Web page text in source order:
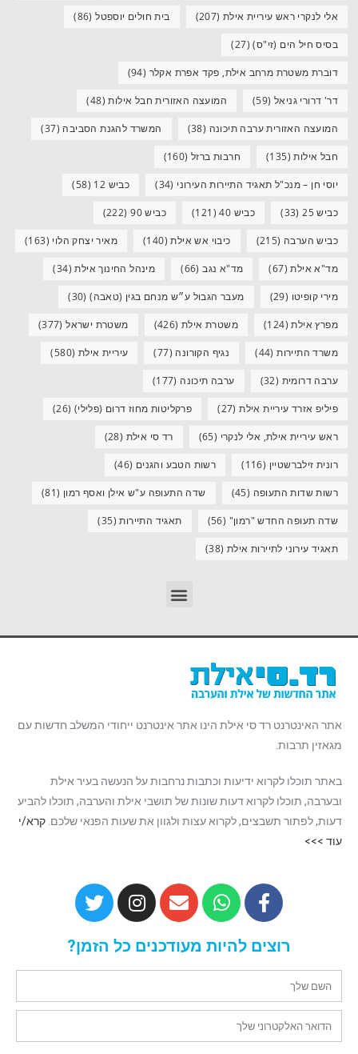
אלי לנקרי ראש עיריית אילת (207) בית חולים יוספטל(86)
בסיס חיל הים (זי"ס)(27)
דוברת משטרת מרחב אילת, פקד אפרת אקלר (94)
דר' דרורי גניאל (59) המועצה האזורית חבל אילות(48)
המועצה האזורית ערבה תיכונה (38) המשרד להגנת הסביבה (37)
חבל אילות(135) חרבות ברזל (160)
יוסי חן – מנכ"ל תאגיד התיירות העירוני (34) כביש 12 (58)
כביש 25 (33) כביש 40 (121) כביש 90 (222)
כביש הערבה (215) כיבוי אש אילת(140) מאיר יצחק הלוי (163)
מד"א אילת(67) מד"א נגב(66) מינהל החינוך אילת(34)
מירי קופיטו (29) מעבר הגבול ע״ש מנחם בגין (טאבה)(30)
מפרץ אילת(124) משטרת אילת (426) משטרת ישראל(377)
משרד התיירות(44) נגיף הקורונה (77) עיריית אילת (580)
ערבה דרומית (32) ערבה תיכונה (177)
פיליפ אזרד עיריית אילת(27) פרקליטות מחוז דרום (פלילי) (26)
ראש עיריית אילת, אלי לנקרי (65) רד סי אילת (28)
רונית זילברשטיין (116) רשות הטבע והגנים (46)
רשות שדות התעופה (45) שדה התעופה ע"ש אילן ואסף רמון (81)
שדה תעופה החדש "רמון" (56) תאגיד התיירות(35)
תאגיד עירוני לתיירות אילת (38)
אתר האינטרנט רד סי אילת הינו אתר אינטרנט ייחודי המשלב חדשות עם
מגאזין תרבות.
באתר תוכלו לקרוא ידיעות וכתבות נרחבות על הנעשה בעיר אילת
ובערבה, תוכלו לקרוא דעות שונות של תושבי אילת והערבה, תוכלו להביע
דעות, לפתור תשבצים, לקרוא עצות ולגוון את שעות הפנאי שלכם. קרא/י
עוד >>>
רוצים להיות מעודכנים כל הזמן?